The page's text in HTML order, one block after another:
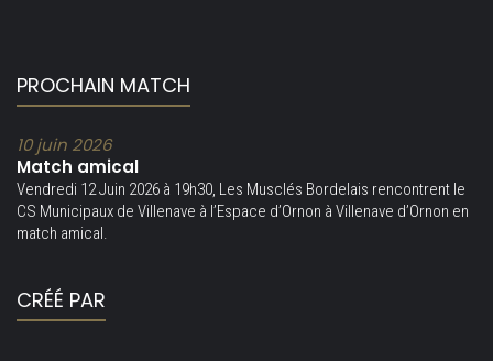
PROCHAIN MATCH
10 juin 2026
Match amical
Vendredi 12 Juin 2026 à 19h30, Les Musclés Bordelais rencontrent le
CS Municipaux de Villenave à l’Espace d’Ornon à Villenave d’Ornon en
match amical.
CRÉÉ PAR